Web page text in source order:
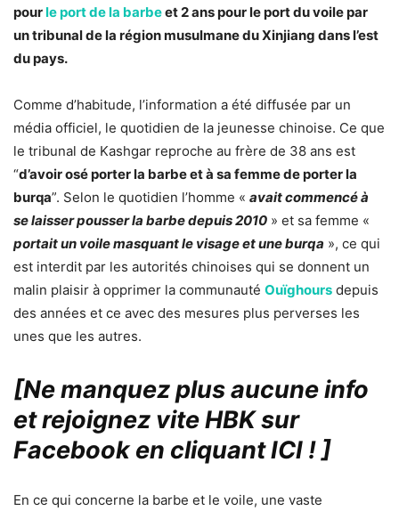
pourle port de la barbeet 2 ans pour le port du voile par
un tribunal de la région musulmane du Xinjiang dans l’est
du pays.
Comme d’habitude, l’information a été diffusée par un
média officiel, le quotidien de la jeunesse chinoise. Ce que
le tribunal de Kashgar reproche au frère de 38 ans est
“d’avoir osé porter la barbe et à sa femme de porter la
burqa”. Selon le quotidien l’homme « avait commencé à
se laisser pousser la barbe depuis 2010 » et sa femme «
portait un voile masquant le visage et une burqa », ce qui
est interdit par les autorités chinoises qui se donnent un
malin plaisir à opprimer la communauté Ouïghours depuis
des années et ce avec des mesures plus perverses les
unes que les autres.
[Ne manquez plus aucune info
et rejoignez vite HBK sur
Facebook en cliquant ICI !]
En ce qui concerne la barbe et le voile, une vaste